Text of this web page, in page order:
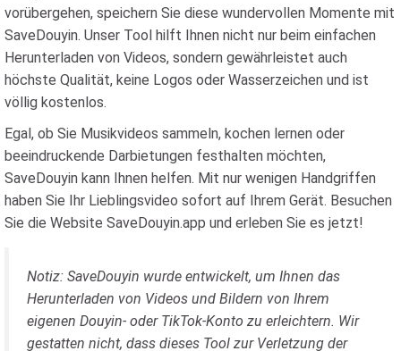
vorübergehen, speichern Sie diese wundervollen Momente mit
SaveDouyin. Unser Tool hilft Ihnen nicht nur beim einfachen
Herunterladen von Videos, sondern gewährleistet auch
höchste Qualität, keine Logos oder Wasserzeichen und ist
völlig kostenlos.
Egal, ob Sie Musikvideos sammeln, kochen lernen oder
beeindruckende Darbietungen festhalten möchten,
SaveDouyin kann Ihnen helfen. Mit nur wenigen Handgriffen
haben Sie Ihr Lieblingsvideo sofort auf Ihrem Gerät. Besuchen
Sie die Website SaveDouyin.app und erleben Sie es jetzt!
Notiz: SaveDouyin wurde entwickelt, um Ihnen das
Herunterladen von Videos und Bildern von Ihrem
eigenen Douyin- oder TikTok-Konto zu erleichtern. Wir
gestatten nicht, dass dieses Tool zur Verletzung der